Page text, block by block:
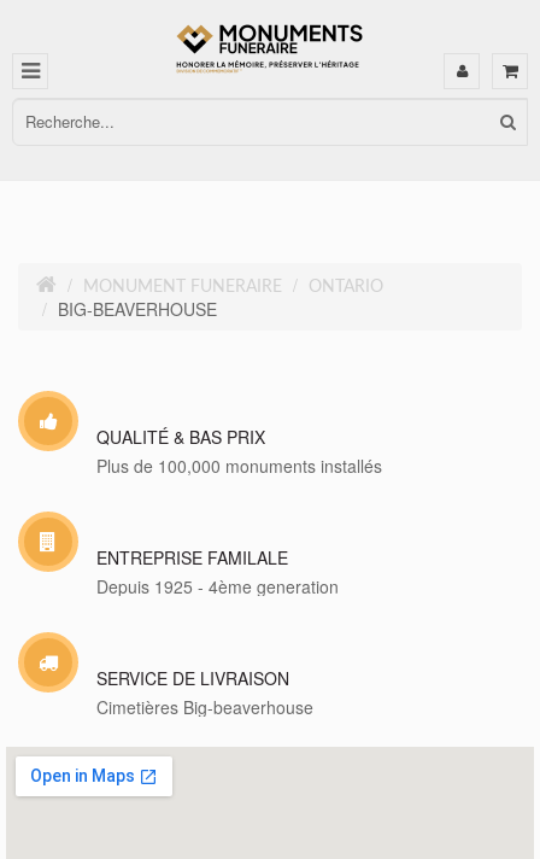
MONUMENT FUNERAIRE ONTARIO
BIG-BEAVERHOUSE
QUALITÉ & BAS PRIX
Plus de 100,000 monuments installés
ENTREPRISE FAMILALE
Depuis 1925 - 4ème generation
SERVICE DE LIVRAISON
Cimetières Big-beaverhouse